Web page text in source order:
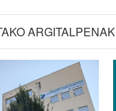
ARGITALPENAK